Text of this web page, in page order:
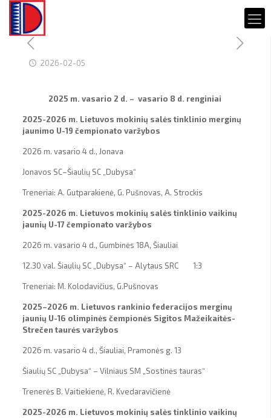
2026-02-05
2025 m. vasario 2 d. – vasario 8 d. renginiai
2025-2026 m. Lietuvos mokinių salės tinklinio merginų
jaunimo U-19 čempionato varžybos
2026 m. vasario 4 d., Jonava
Jonavos SC–Šiaulių SC „Dubysa“
Treneriai: A. Gutparakienė, G. Pušnovas, A. Strockis
2025-2026 m. Lietuvos mokinių salės tinklinio vaikinų
jaunių U-17 čempionato varžybos
2026 m. vasario 4 d., Gumbinės 18A, Šiauliai
12.30 val. Šiaulių SC „Dubysa“ – Alytaus SRC 1:3
Treneriai: M. Kolodavičius, G.Pušnovas
2025–2026 m. Lietuvos rankinio federacijos merginų
jaunių U-16 olimpinės čempionės Sigitos Mažeikaitės-
Strečen taurės varžybos
2026 m. vasario 4 d., Šiauliai, Pramonės g. 13
Šiaulių SC „Dubysa“ – Vilniaus SM „Sostinės tauras“
Trenerės B. Vaitiekienė, R. Kvedaravičienė
2025-2026 m. Lietuvos mokinių salės tinklinio vaikinų